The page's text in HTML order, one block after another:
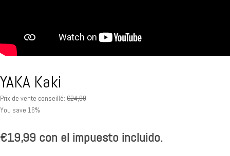
YAKA Kaki
Prix de vente conseillé: €24,00
You save 16%
€19,99 con el impuesto incluido.